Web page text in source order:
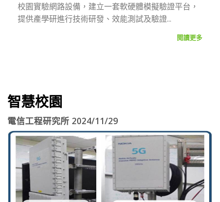
校園實驗網路設備，建立一套軟硬體模擬驗證平台，
提供產學研進行技術研發、效能測試及驗證...
閱讀更多
智慧校園
電信工程研究所 2024/11/29